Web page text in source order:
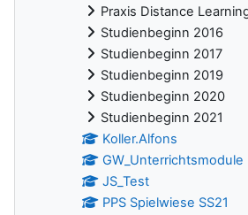
Praxis Distance
Studienbeginn 2016
Studienbeginn 2017
Studienbeginn 2019
Studienbeginn 2020
Studienbeginn 2021
Koller.Alfons
GW_Unterrichtsmodule
JS_Test
PPS Spielwiese SS21